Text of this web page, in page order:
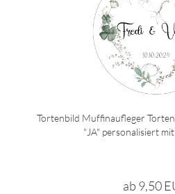
Tortenbild Muffinaufleger
"JA" personalisiert
ab 9,50